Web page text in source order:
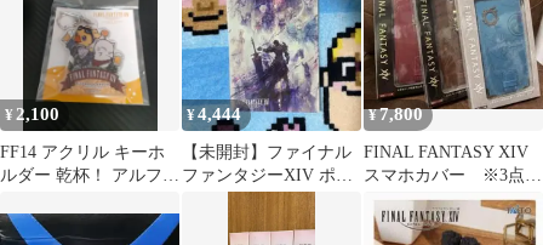
¥2,100
FF14 アクリル キーホ
ルダー 乾杯！ アルファ
¥4,444
【未開封】ファイナル
ファンタジーXIV ポス
¥7,800
FINAL FANTASY XIV
スマホカバー ※3点セ
ット